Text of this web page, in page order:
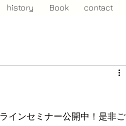
history Book contact
インセミナー公開中！是非ご